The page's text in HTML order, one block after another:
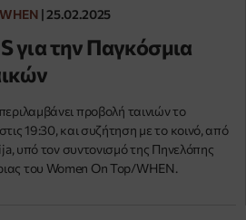
|25.02.2025
για την Παγκόσμια
προβολή ταινιών το
19:30, και συζήτηση με το κοινό, από
υπό τον συντονισμό της Πηνελόπης
του Women On Top/WHEN.